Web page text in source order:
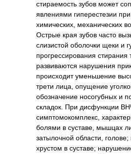
стираемость зубов может
явлениями гиперестезии при
химических, механических
Острые края зубов часто
слизистой оболочки щеки и
прогрессирования стирания
развиваются нарушения
происходит уменьшение
трети лица, опущение
обозначение носогубных и
складок. При дисфункции
симптомокомплекс,
болями в суставе, мышцах
затылочной области,
хрустом в суставе;